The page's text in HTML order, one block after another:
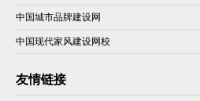
中国城市品牌建设网
中国现代家风建设网校
友情链接